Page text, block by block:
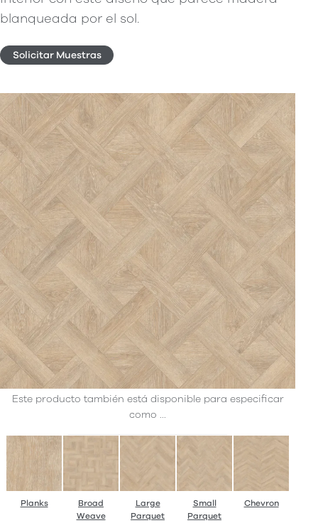
blanqueada por el sol.
Solicitar Muestras
Este producto también está disponible para especificar
como ...
Planks
Broad
Weave
Large
Parquet
Small
Parquet
Chevron